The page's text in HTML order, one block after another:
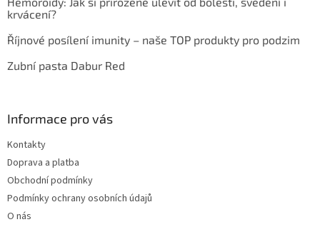
krvácení?
Říjnové posílení imunity – naše TOP produkty pro podzim
Zubní pasta Dabur Red
Informace pro vás
Kontakty
Doprava a platba
Obchodní podmínky
Podmínky ochrany osobních údajů
O nás